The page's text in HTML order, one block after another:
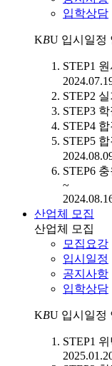
입학상담
KBU 입시일정
STEP1
STEP2
STEP3
STEP4
STEP5
STEP6
~
산업체 모집
산업체 모집
모집요강
입시일정
공지사항
입학상담
KBU 입시일정
STEP1